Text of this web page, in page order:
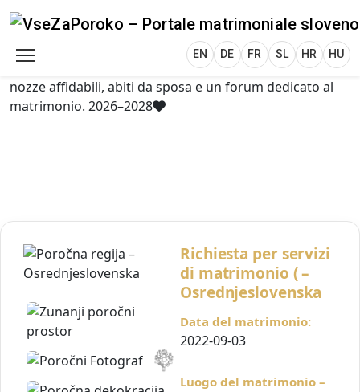
VseZaPoroko.net – Wedding Planning
Plan Your Wedding in Slovenia, Austria, Italy,
EN
VseZaPoroko – portale per l’organizzazione di
matrimoni locali e destination wedding in Slovenia,
Austria, Italia, Croazia e Ungheria. Scopri fornitori di
nozze affidabili, abiti da sposa e un forum dedicato al
matrimonio. 2026–2028
EN DE FR SL HR HU
Richiesta per servizi
di matrimonio ( –
Osrednjeslovenska
Data del matrimonio:
2022-09-03
Luogo del matrimonio –